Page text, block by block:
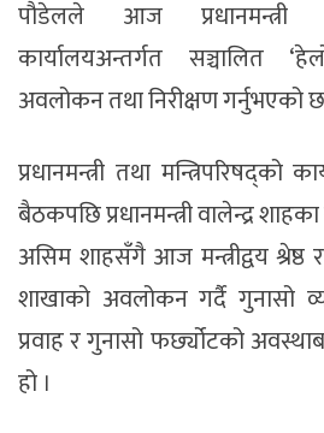
पौडेलले आज प्रधानमन्त्री
कार्यालयअन्तर्गत सञ्चालित
अवलोकन तथा निरीक्षण गर्नुभएको
प्रधानमन्त्री तथा मन्त्रिपरिषद्को
बैठकपछि प्रधानमन्त्री वालेन्द्र
असिम शाहसँगै आज मन्त्रीद्वय श्रेष्ठ
शाखाको अवलोकन गर्दै गुनासो
प्रवाह र गुनासो फर्छ्योटको
हो ।